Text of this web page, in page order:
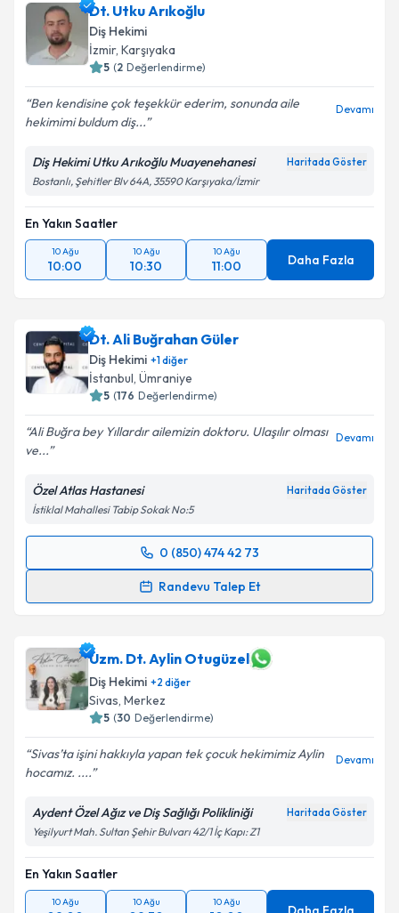
Dt. Utku Arıkoğlu
Diş Hekimi
İzmir, Karşıyaka
5 (2 Değerlendirme)
Ben kendisine çok teşekkür ederim, sonunda aile
hekimimi buldum diş...
Devamı
Diş Hekimi Utku Arıkoğlu Muayenehanesi Haritada Göster
Bostanlı, Şehitler Blv 64A, 35590 Karşıyaka/İzmir
En Yakın Saatler
10 Ağu
10:00
10 Ağu
10:30
10 Ağu
11:00 Daha Fazla
Dt. Ali Buğrahan Güler
Diş Hekimi +1diğer
İstanbul, Ümraniye
5 (176 Değerlendirme)
Ali Buğra bey Yıllardır ailemizin doktoru. Ulaşılır olması
ve...
Devamı
Özel Atlas Hastanesi Haritada Göster
İstiklal Mahallesi Tabip Sokak No:5
0 (850) 474 42 73
Randevu Talep Et
Randevu Takvimi Talebi
takvim hazırlandığında e-posta ile bilgilendireceğiz.
E-posta Adresiniz
Kişisel verilerimin işlenmesine ilişkin
kapsamda işlenmesini kabul ediyorum.
Uzm. Dt. Aylin Otugüzel
Diş Hekimi +2 diğer
Sivas, Merkez
5 (30 Değerlendirme)
Sivas’ta işini hakkıyla yapan tek çocuk hekimimiz Aylin
hocamız. ....
Devamı
Aydent Özel Ağız ve Diş Sağlığı Polikliniği Haritada Göster
Yeşilyurt Mah. Sultan Şehir Bulvarı 42/1 İç Kapı: Z1
En Yakın Saatler
10 Ağu 10 Ağu 10 Ağu